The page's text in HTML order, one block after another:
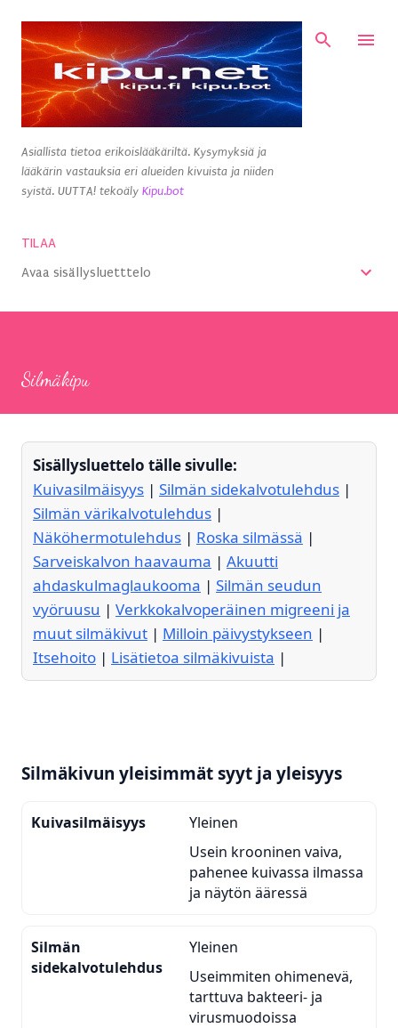
Siirry pääsisältöön
Asiallista tietoa erikoislääkäriltä. Kysymyksiä ja
lääkärin vastauksia eri alueiden kivuista ja niiden
syistä. UUTTA! tekoäly Kipu.bot
TILAA
Avaa sisällysluetttelo
Silmäkipu
Sisällysluettelo tälle sivulle:
Kuivasilmäisyys | Silmän sidekalvotulehdus |
Silmän värikalvotulehdus |
Näköhermotulehdus | Roska silmässä |
Sarveiskalvon haavauma | Akuutti
ahdaskulmaglaukooma | Silmän seudun
vyöruusu | Verkkokalvoperäinen migreeni ja
muut silmäkivut | Milloin päivystykseen |
Itsehoito | Lisätietoa silmäkivuista |
Silmäkivun yleisimmät syyt ja yleisyys
Kuivasilmäisyys
Yleinen
Usein krooninen vaiva,
pahenee kuivassa ilmassa
ja näytön ääressä
Silmän
sidekalvotulehdus
Yleinen
Useimmiten ohimenevä,
tarttuva bakteeri- ja
virusmuodoissa